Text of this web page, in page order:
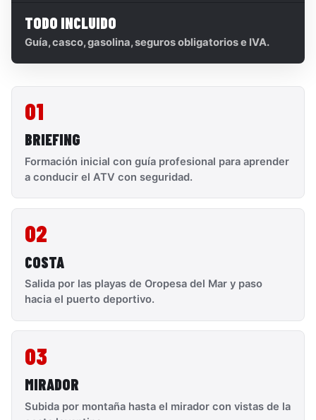
TODO INCLUIDO
Guía, casco, gasolina, seguros obligatorios e IVA.
01
BRIEFING
Formación inicial con guía profesional para aprender
a conducir el ATV con seguridad.
02
COSTA
Salida por las playas de Oropesa del Mar y paso
hacia el puerto deportivo.
03
MIRADOR
Subida por montaña hasta el mirador con vistas de la